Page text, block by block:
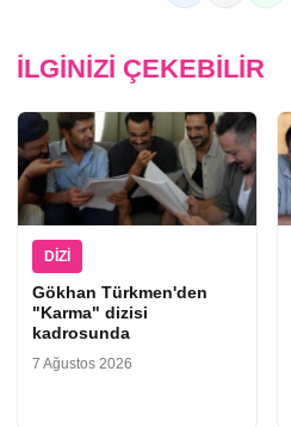
İLGINIZI ÇEKEBILIR
DIZI
Gökhan Türkmen'den
"Karma" dizisi
kadrosunda
7 Ağustos 2026